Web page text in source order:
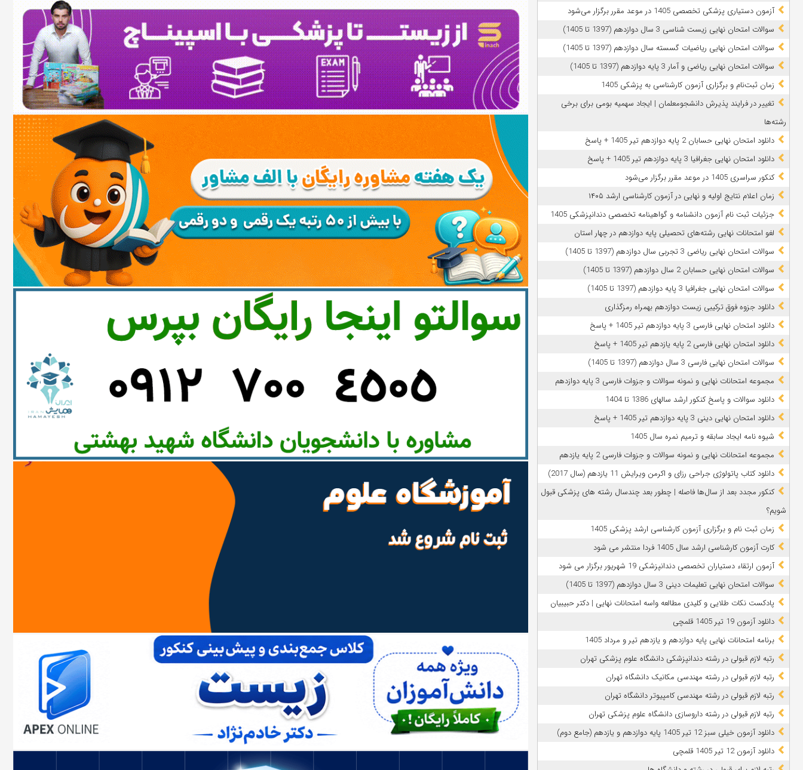
آزمون دستیاری پزشکی تخصصی 1405 در موعد مقرر برگزار می‌شود
سوالات امتحان نهایی زیست شناسی 3 سال دوازدهم (1397 تا 1405)
سوالات امتحان نهایی ریاضیات گسسته سال دوازدهم (1397 تا 1405)
سوالات امتحان نهایی ریاضی و آمار 3 پایه دوازدهم (1397 تا 1405)
زمان ثبت‌نام و برگزاری آزمون کارشناسی به پزشکی 1405
تغییر در فرایند پذیرش دانشجومعلمان | ایجاد سهمیه بومی برای برخی
رشته‌ها
دانلود امتحان نهایی حسابان 2 پایه دوازدهم تیر 1405 + پاسخ
دانلود امتحان نهایی جغرافیا 3 پایه دوازدهم تیر 1405 + پاسخ
کنکور سراسری 1405 در موعد مقرر برگزار می‌شود
زمان اعلام نتایج اولیه و نهایی در آزمون کارشناسی ارشد ۱۴۰۵
جزئیات ثبت نام آزمون دانشنامه و گواهینامه تخصصی دندانپزشکی 1405
لغو امتحانات نهایی رشته‌های تحصیلی پایه دوازدهم در چهار استان
سوالات امتحان نهایی ریاضی 3 تجربی سال دوازدهم (1397 تا 1405)
سوالات امتحان نهایی حسابان 2 سال دوازدهم (1397 تا 1405)
سوالات امتحان نهایی جغرافیا 3 پایه دوازدهم (1397 تا 1405)
دانلود جزوه فوق ترکیبی زیست دوازدهم بهمراه رمزگذاری
دانلود امتحان نهایی فارسی 3 پایه دوازدهم تیر 1405 + پاسخ
دانلود امتحان نهایی فارسی 2 پایه یازدهم تیر 1405 + پاسخ
سوالات امتحان نهایی فارسی 3 سال دوازدهم (1397 تا 1405)
مجموعه امتحانات نهایی و نمونه سوالات و جزوات فارسی 3 پایه دوازدهم
دانلود سوالات و پاسخ کنکور ارشد سالهای 1386 تا 1404
دانلود امتحان نهایی دینی 3 پایه دوازدهم تیر 1405 + پاسخ
شیوه نامه ایجاد سابقه و ترمیم نمره سال 1405
مجموعه امتحانات نهایی و نمونه سوالات و جزوات فارسی 2 پایه یازدهم
دانلود کتاب پاتولوژی جراحی رزای و اکرمن ویرایش 11 یازدهم (سال 2017)
کنکور مجدد بعد از سال‌ها فاصله | چطور بعد چندسال رشته‌ های پزشکی قبول
شویم؟
زمان ثبت نام و برگزاری آزمون کارشناسی ارشد پزشکی 1405
کارت آزمون کارشناسی ارشد سال 1405 فردا منتشر می شود
آزمون ارتقاء دستیاران تخصصی دندانپزشکی 19 شهریور برگزار می شود
سوالات امتحان نهایی تعلیمات دینی 3 سال دوازدهم (1397 تا 1405)
پادکست نکات طلایی و کلیدی مطالعه واسه امتحانات نهایی | دکتر حبیبیان
دانلود آزمون 19 تیر 1405 قلمچی
برنامه امتحانات نهایی پایه دوازدهم و یازدهم تیر و مرداد 1405
رتبه لازم قبولی در رشته دندانپزشکی دانشگاه علوم پزشکی تهران
رتبه لازم قبولی در رشته مهندسی مکانیک دانشگاه تهران
رتبه لازم قبولی در رشته مهندسی کامپیوتر دانشگاه تهران
رتبه لازم قبولی در رشته داروسازی دانشگاه علوم پزشکی تهران
دانلود آزمون خیلی سبز 12 تیر 1405 پایه دوازدهم و یازدهم (جامع دوم)
دانلود آزمون 12 تیر 1405 قلمچی